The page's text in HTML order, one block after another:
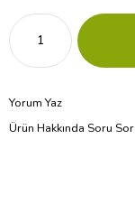
Yorum Yaz
Ürün Hakkında Soru Sor